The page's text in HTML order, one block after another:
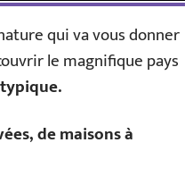
qui va vous donner
le magnifique pays
de maisons à